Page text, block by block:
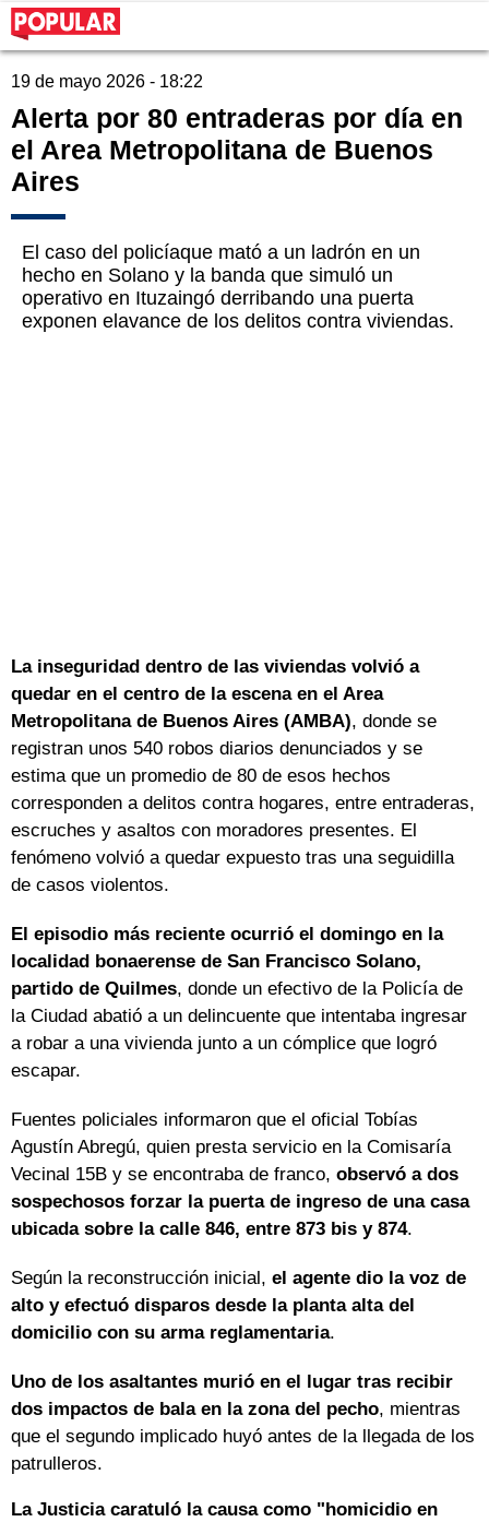
19 de mayo 2026 - 18:22
Alerta por 80 entraderas por día en
el Area Metropolitana de Buenos
Aires
El caso del policíaque mató a un ladrón en un
hecho en Solano y la banda que simuló un
operativo en Ituzaingó derribando una puerta
exponen elavance de los delitos contra viviendas.
La inseguridad dentro de las viviendas volvió a
quedar en el centro de la escena en el Area
Metropolitana de Buenos Aires (AMBA), donde se
registran unos 540 robos diarios denunciados y se
estima que un promedio de 80 de esos hechos
corresponden a delitos contra hogares, entre entraderas,
escruches y asaltos con moradores presentes. El
fenómeno volvió a quedar expuesto tras una seguidilla
de casos violentos.
El episodio más reciente ocurrió el domingo en la
localidad bonaerense de San Francisco Solano,
partido de Quilmes, donde un efectivo de la Policía de
la Ciudad abatió a un delincuente que intentaba ingresar
a robar a una vivienda junto a un cómplice que logró
escapar.
Fuentes policiales informaron que el oficial Tobías
Agustín Abregú, quien presta servicio en la Comisaría
Vecinal 15B y se encontraba de franco, observó a dos
sospechosos forzar la puerta de ingreso de una casa
ubicada sobre la calle 846, entre 873 bis y 874.
Según la reconstrucción inicial, el agente dio la voz de
alto y efectuó disparos desde la planta alta del
domicilio con su arma reglamentaria.
Uno de los asaltantes murió en el lugar tras recibir
dos impactos de bala en la zona del pecho, mientras
que el segundo implicado huyó antes de la llegada de los
patrulleros.
La Justicia caratuló la causa como "homicidio en